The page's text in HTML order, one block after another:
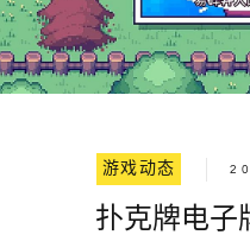
游戏动态
扑克牌电子